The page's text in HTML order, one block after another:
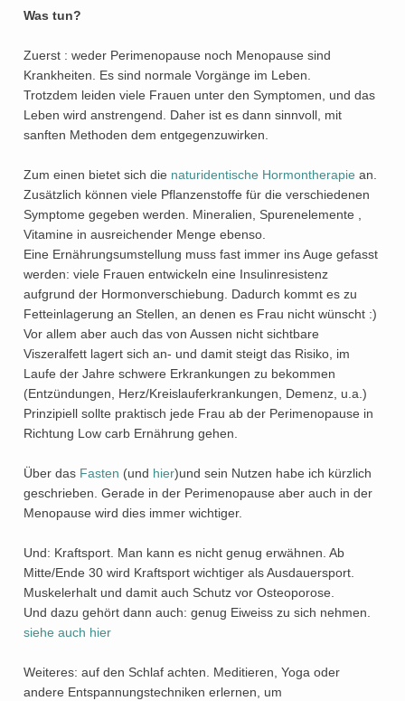
Was tun?
Zuerst : weder Perimenopause noch Menopause sind
Krankheiten. Es sind normale Vorgänge im Leben.
Trotzdem leiden viele Frauen unter den Symptomen, und das
Leben wird anstrengend. Daher ist es dann sinnvoll, mit
sanften Methoden dem entgegenzuwirken.
Zum einen bietet sich die naturidentische Hormontherapie an.
Zusätzlich können viele Pflanzenstoffe für die verschiedenen
Symptome gegeben werden. Mineralien, Spurenelemente ,
Vitamine in ausreichender Menge ebenso.
Eine Ernährungsumstellung muss fast immer ins Auge gefasst
werden: viele Frauen entwickeln eine Insulinresistenz
aufgrund der Hormonverschiebung. Dadurch kommt es zu
Fetteinlagerung an Stellen, an denen es Frau nicht wünscht :)
Vor allem aber auch das von Aussen nicht sichtbare
Viszeralfett lagert sich an- und damit steigt das Risiko, im
Laufe der Jahre schwere Erkrankungen zu bekommen
(Entzündungen, Herz/Kreislauferkrankungen, Demenz, u.a.)
Prinzipiell sollte praktisch jede Frau ab der Perimenopause in
Richtung Low carb Ernährung gehen.
Über das Fasten (und hier)und sein Nutzen habe ich kürzlich
geschrieben. Gerade in der Perimenopause aber auch in der
Menopause wird dies immer wichtiger.
Und: Kraftsport. Man kann es nicht genug erwähnen. Ab
Mitte/Ende 30 wird Kraftsport wichtiger als Ausdauersport.
Muskelerhalt und damit auch Schutz vor Osteoporose.
Und dazu gehört dann auch: genug Eiweiss zu sich nehmen.
siehe auch hier
Weiteres: auf den Schlaf achten. Meditieren, Yoga oder
andere Entspannungstechniken erlernen, um